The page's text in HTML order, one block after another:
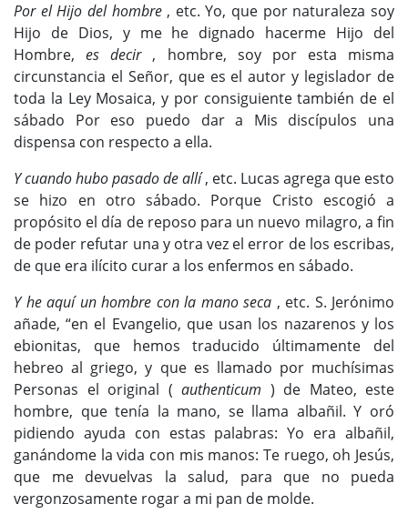
Por el Hijo del hombre, etc. Yo, que por naturaleza soy
Hijo de Dios, y me he dignado hacerme Hijo del
Hombre,es decir, hombre, soy por esta misma
circunstancia el Señor, que es el autor y legislador de
toda la Ley Mosaica, y por consiguiente también de el
sábado Por eso puedo dar a Mis discípulos una
dispensa con respecto a ella.
Y cuando hubo pasado de allí, etc. Lucas agrega que esto
se hizo en otro sábado. Porque Cristo escogió a
propósito el día de reposo para un nuevo milagro, a fin
de poder refutar una y otra vez el error de los escribas,
de que era ilícito curar a los enfermos en sábado.
Y he aquí un hombre con la mano seca , etc. S. Jerónimo
añade, “en el Evangelio, que usan los nazarenos y los
ebionitas, que hemos traducido últimamente del
hebreo al griego, y que es llamado por muchísimas
Personas el original ( authenticum ) de Mateo, este
hombre, que tenía la mano, se llama albañil. Y oró
pidiendo ayuda con estas palabras: Yo era albañil,
ganándome la vida con mis manos: Te ruego, oh Jesús,
que me devuelvas la salud, para que no pueda
vergonzosamente rogar a mi pan de molde.